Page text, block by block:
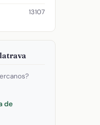
13107
de